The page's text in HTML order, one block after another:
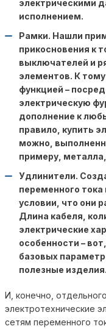
электрическими
исполнением.
Рамки. Нашли
прикосновения к
выключателей и
элементов. К
функцией –
электрическую
дополнение к
правило, купить
можно,
примеру,
Удлинители.
переменного
условии, что они
Длина кабеля,
электрические
особенности –
базовых
полезные изделия.
И, конечно,
электротехнические
сетям переменного